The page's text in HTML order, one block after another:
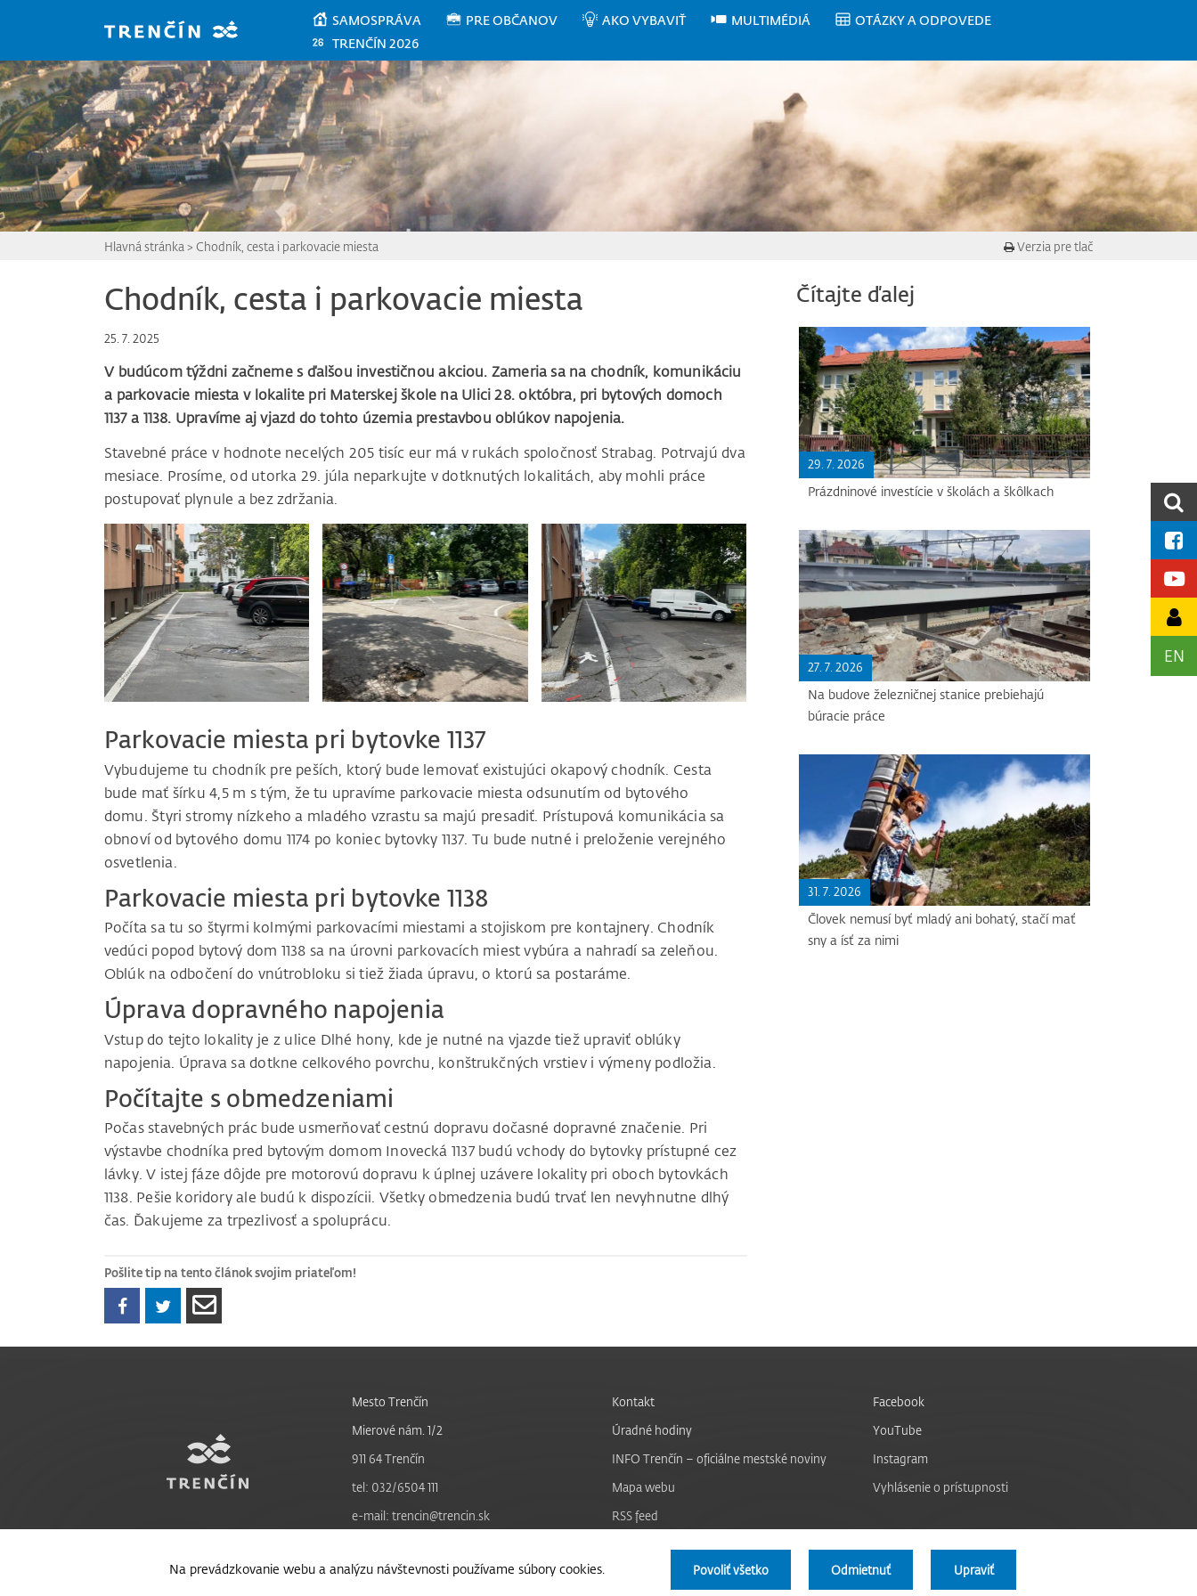
SAMOSPRÁVA PRE OBČANOV AKO VYBAVIŤ MULTIMÉDIÁ
OTÁZKY A ODPOVEDE
TRENČÍN 2026
EN
Hlavná stránka > Chodník, cesta i parkovacie miesta Verzia pre tlač
Chodník, cesta i parkovacie miesta
25. 7. 2025
V budúcom týždni začneme s ďalšou investičnou akciou. Zameria sa na chodník, komunikáciu
a parkovacie miesta v lokalite pri Materskej škole na Ulici 28. októbra, pri bytových domoch
1137 a 1138. Upravíme aj vjazd do tohto územia prestavbou oblúkov napojenia.
Stavebné práce v hodnote necelých 205 tisíc eur má v rukách spoločnosť Strabag. Potrvajú dva
mesiace. Prosíme, od utorka 29. júla neparkujte v dotknutých lokalitách, aby mohli práce
postupovať plynule a bez zdržania.
Parkovacie miesta pri bytovke 1137
Vybudujeme tu chodník pre peších, ktorý bude lemovať existujúci okapový chodník. Cesta
bude mať šírku 4,5 m s tým, že tu upravíme parkovacie miesta odsunutím od bytového
domu. Štyri stromy nízkeho a mladého vzrastu sa majú presadiť. Prístupová komunikácia sa
obnoví od bytového domu 1174 po koniec bytovky 1137. Tu bude nutné i preloženie verejného
osvetlenia.
Parkovacie miesta pri bytovke 1138
Počíta sa tu so štyrmi kolmými parkovacími miestami a stojiskom pre kontajnery. Chodník
vedúci popod bytový dom 1138 sa na úrovni parkovacích miest vybúra a nahradí sa zeleňou.
Oblúk na odbočení do vnútrobloku si tiež žiada úpravu, o ktorú sa postaráme.
Úprava dopravného napojenia
Vstup do tejto lokality je z ulice Dlhé hony, kde je nutné na vjazde tiež upraviť oblúky
napojenia. Úprava sa dotkne celkového povrchu, konštrukčných vrstiev i výmeny podložia.
Počítajte s obmedzeniami
Počas stavebných prác bude usmerňovať cestnú dopravu dočasné dopravné značenie. Pri
výstavbe chodníka pred bytovým domom Inovecká 1137 budú vchody do bytovky prístupné cez
lávky. V istej fáze dôjde pre motorovú dopravu k úplnej uzávere lokality pri oboch bytovkách
1138. Pešie koridory ale budú k dispozícii. Všetky obmedzenia budú trvať len nevyhnutne dlhý
čas. Ďakujeme za trpezlivosť a spoluprácu.
Pošlite tip na tento článok svojim priateľom!
Čítajte ďalej
29. 7. 2026
Prázdninové investície v školách a škôlkach
27. 7. 2026
Na budove železničnej stanice prebiehajú
búracie práce
31. 7. 2026
Človek nemusí byť mladý ani bohatý, stačí mať
sny a ísť za nimi
Na prevádzkovanie webu a analýzu návštevnosti používame súbory cookies. Povoliť všetko Odmietnuť Upraviť
Mesto Trenčín
Mierové nám. 1/2
911 64 Trenčín
tel: 032/6504 111
e-mail: trencin@trencin.sk
Kontakt
Úradné hodiny
INFO Trenčín – oficiálne mestské noviny
Mapa webu
RSS feed
Facebook
YouTube
Instagram
Vyhlásenie o prístupnosti